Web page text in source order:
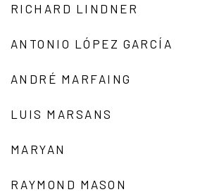
RICHARD LINDNER
ANTONIO LÓPEZ GARCÍA
ANDRÉ MARFAING
LUIS MARSANS
MARYAN
RAYMOND MASON